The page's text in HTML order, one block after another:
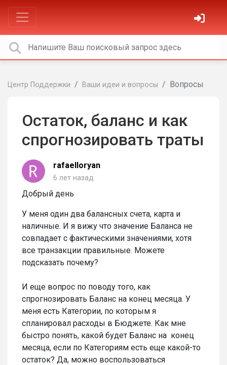
Центр Поддержки Ваши идеи и вопросы Вопросы
Остаток, баланс и как
спрогнозировать траты
rafaelloryan
6 лет назад
Добрый день
У меня один два балансных счета, карта и
наличные. И я вижу что значение Баланса не
совпадает с фактическими значениями, хотя
все транзакции правильные. Можете
подсказать почему?
И еще вопрос по поводу того, как
спрогнозировать Баланс на конец месяца. У
меня есть Категории, по которым я
спланировал расходы в Бюджете. Как мне
быстро понять, какой будет Баланс на конец
месяца, если по Категориям есть еще какой-то
остаток? Да, можно воспользоваться